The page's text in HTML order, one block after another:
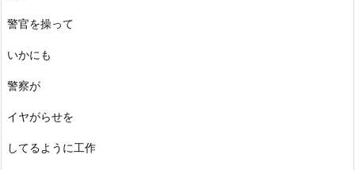
警官を操って
いかにも
警察が
イヤがらせを
してるように工作